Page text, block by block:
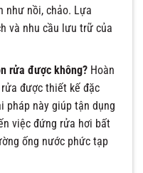
như nồi, chảo. Lựa
và nhu cầu lưu trữ của
rửa được không? Hoàn
được thiết kế đặc
pháp này giúp tận dụng
việc đứng rửa hơi bất
ống nước phức tạp